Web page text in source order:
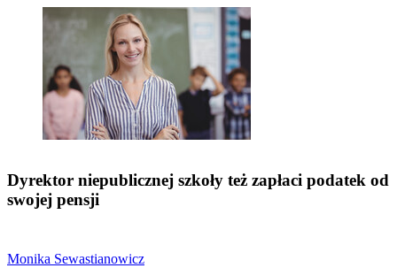
Dyrektor niepublicznej szkoły też zapłaci podatek od
swojej pensji
Monika Sewastianowicz